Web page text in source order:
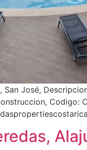
José,
Codigo: